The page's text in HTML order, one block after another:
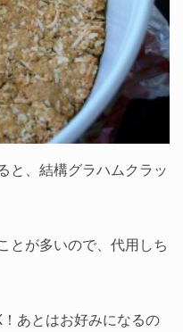
と、結構グラハムクラッ
とが多いので、代用しち
あとはお好みになるの